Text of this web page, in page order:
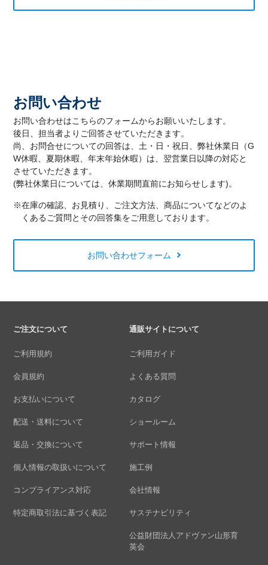
お問い合わせ
お問い合わせはこちらのフォームからお願いいたします。
後日、担当者よりご回答させていただきます。
尚、お問合せについての回答は、土・日・祝日、弊社休業日（G
W休暇、夏期休暇、年末年始休暇）は、翌営業日以降の対応と
させていただきます。
(弊社休業日については、休業期間直前にお知らせします)。
※在庫の確認、お見積り、ご注文方法、商品についてなどのよ
くあるご質問とその回答集をご用意しております。
お問い合わせフォーム
ご注文について
ご利用規約
会員規約
お支払いについて
配送・送料について
返品・交換について
個人情報の取扱いについて
コンプライアンス対応
特定商取引法に基づく表記
通販サイトについて
ご利用ガイド
よくある質問
カタログ
ショールーム
サポート情報
施工例
会社情報
サステナビリティ
公益財団法人アドヴァン山形育
英会